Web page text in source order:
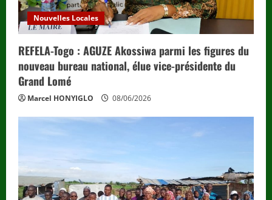
Nouvelles Locales
REFELA-Togo : AGUZE Akossiwa parmi les figures du
nouveau bureau national, élue vice-présidente du
Grand Lomé
Marcel HONYIGLO 08/06/2026